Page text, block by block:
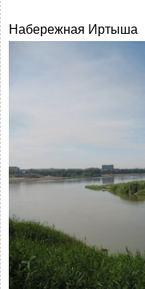
Набережная Иртыша